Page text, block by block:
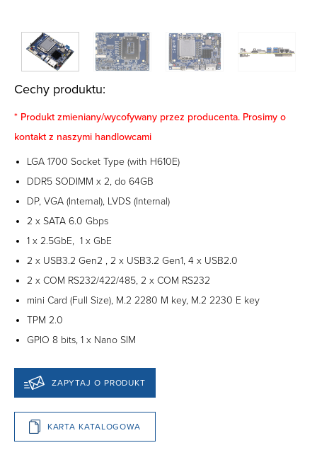
Cechy produktu:
* Produkt zmieniany/wycofywany przez producenta. Prosimy o
kontakt z naszymi handlowcami
LGA 1700 Socket Type (with H610E)
DDR5 SODIMM x 2, do 64GB
DP, VGA (Internal), LVDS (Internal)
2 x SATA 6.0 Gbps
1 x 2.5GbE, 1 x GbE
2 x USB3.2 Gen2 , 2 x USB3.2 Gen1, 4 x USB2.0
2 x COM RS232/422/485, 2 x COM RS232
mini Card (Full Size), M.2 2280 M key, M.2 2230 E key
TPM 2.0
GPIO 8 bits, 1 x Nano SIM
ZAPYTAJ O PRODUKT
KARTA KATALOGOWA